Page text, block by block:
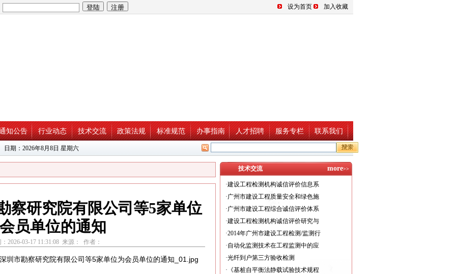
设为首页 加入收藏
知公告 行业动态 技术交流 政策法规 标准规范 办事指南 人才招聘 服务专栏 联系我们
期： 2026年8月8日 星期六
察研究院有限公司等5家单位
员单位的通知
2026-03-17 11:31:08 来源： 作者：
技术交流 more>>
·建设工程检测机构诚信评价信息系
·广州市建设工程质量安全和绿色施
·广州市建设工程综合诚信评价体系
·建设工程检测机构诚信评价研究与
·2014年广州市建设工程检测/监测行
·自动化监测技术在工程监测中的应
·光纤到户第三方验收检测
· 《基桩自平衡法静载试验技术规程